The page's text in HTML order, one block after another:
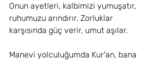
Onun ayetleri, kalbimizi yumuşatır,
ruhumuzu arındırır. Zorluklar
karşısında güç verir, umut aşılar.
Manevi yolculuğumda Kur'an, bana